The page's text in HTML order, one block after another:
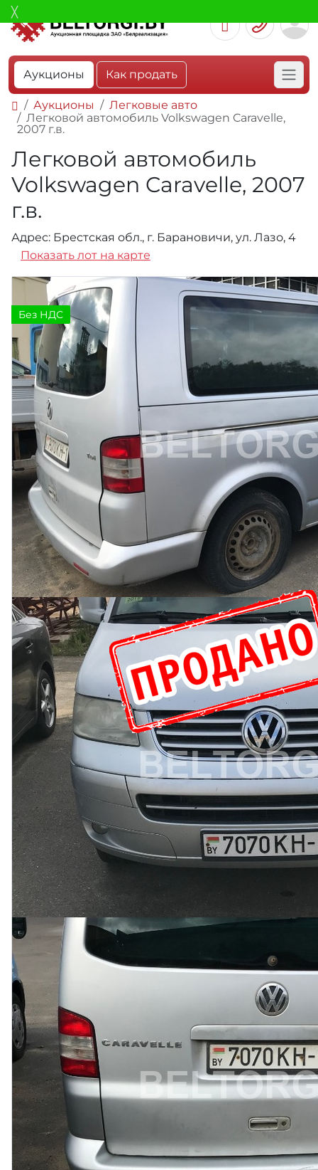
Аукционы Как продать
Аукционы
Легковые авто
Легковой автомобиль Volkswagen Caravelle,
2007 г.в.
Легковой автомобиль
Volkswagen Caravelle, 2007
г.в.
Адрес: Брестская обл., г. Барановичи, ул. Лазо, 4
Показать лот на карте
Без НДС